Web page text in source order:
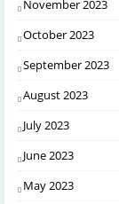
November 2023
October 2023
September 2023
August 2023
July 2023
June 2023
May 2023